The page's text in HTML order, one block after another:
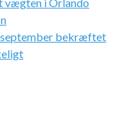
september bekræftet